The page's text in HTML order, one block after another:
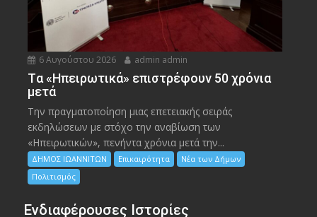
6 Αυγούστου 2026 admin admin
Tα «Ηπειρωτικά» επιστρέφουν 50 χρόνια
μετά
Την πραγματοποίηση μιας επετειακής σειράς
εκδηλώσεων με στόχο την αναβίωση των
«Ηπειρωτικών», πενήντα χρόνια μετά την...
ΔΗΜΟΣ ΙΩΑΝΝΙΤΩΝ Επικαιρότητα
Νέα των Δήμων
Πολιτισμός
Ενδιαφέρουσες Ιστορίες